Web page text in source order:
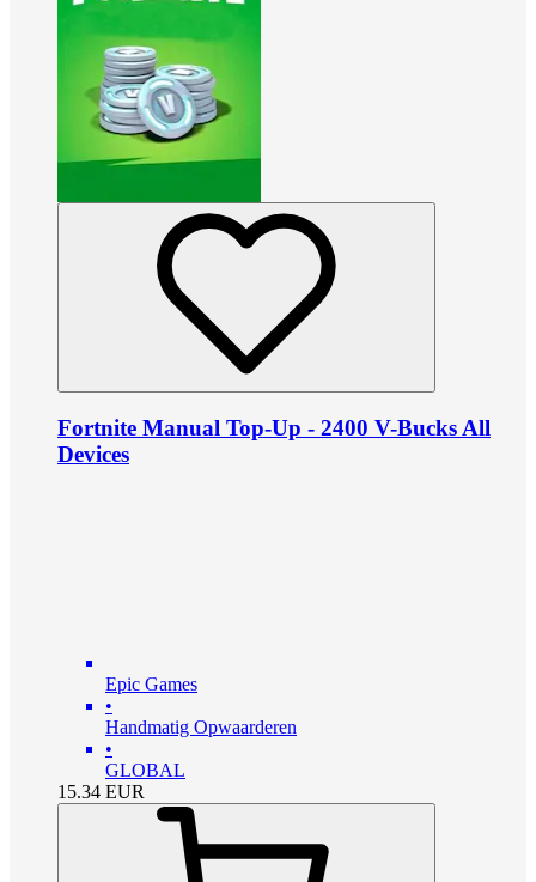
Fortnite Manual Top-Up - 2400 V-Bucks All
Devices
Epic Games
•
Handmatig Opwaarderen
•
GLOBAL
15.34 EUR